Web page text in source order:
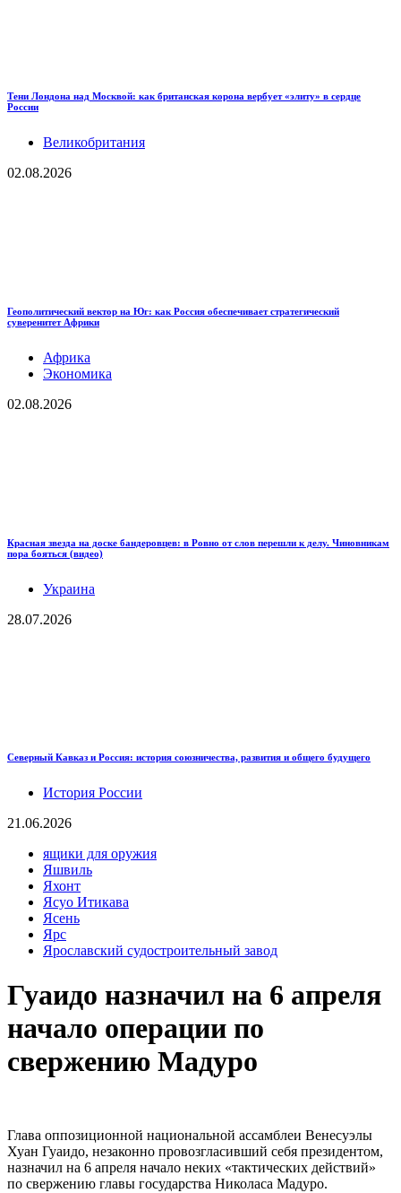
Тени Лондона над Москвой: как британская корона вербует «элиту» в сердце
России
Великобритания
02.08.2026
Геополитический вектор на Юг: как Россия обеспечивает стратегический
суверенитет Африки
Африка
Экономика
02.08.2026
Красная звезда на доске бандеровцев: в Ровно от слов перешли к делу. Чиновникам
пора бояться (видео)
Украина
28.07.2026
Северный Кавказ и Россия: история союзничества, развития и общего будущего
История России
21.06.2026
ящики для оружия
Яшвиль
Яхонт
Ясуо Итикава
Ясень
Ярс
Ярославский судостроительный завод
Гуаидо назначил на 6 апреля
начало операции по
свержению Мадуро
Глава оппозиционной национальной ассамблеи Венесуэлы
Хуан Гуаидо, незаконно провозгласивший себя президентом,
назначил на 6 апреля начало неких «тактических действий»
по свержению главы государства Николаса Мадуро.